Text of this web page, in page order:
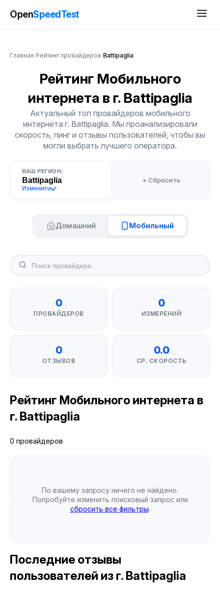
OpenSpeedTest
Главная Рейтинг провайдеров Battipaglia
Рейтинг Мобильного
интернета в г. Battipaglia
Актуальный топ провайдеров мобильного
интернета г. Battipaglia. Мы проанализировали
скорость, пинг и отзывы пользователей, чтобы вы
могли выбрать лучшего оператора.
ВАШ РЕГИОН:
Battipaglia
Изменить
× Сбросить
Домашний Мобильный
0
ПРОВАЙДЕРОВ
0
ИЗМЕРЕНИЙ
0
ОТЗЫВОВ
0.0
СР. СКОРОСТЬ
Рейтинг Мобильного интернета в
г. Battipaglia
0 провайдеров
По вашему запросу ничего не найдено.
Попробуйте изменить поисковый запрос или
сбросить все фильтры.
Последние отзывы
пользователей из г. Battipaglia